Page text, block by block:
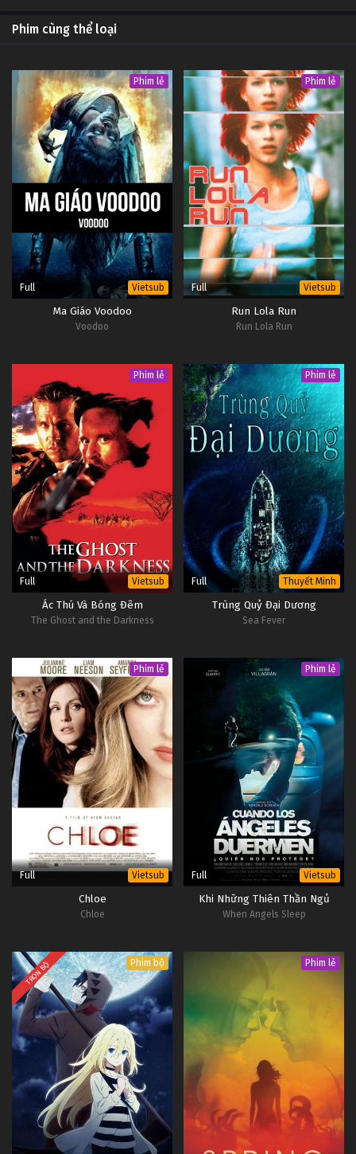
Phim cùng thể loại
Phim lẻ
Full Vietsub
Ma Giáo Voodoo
Voodoo
Phim lẻ
Full Vietsub
Run Lola Run
Run Lola Run
Phim lẻ
Full Vietsub
Ác Thú Và Bóng Đêm
The Ghost and the Darkness
Phim lẻ
Full Thuyết Minh
Trùng Quỷ Đại Dương
Sea Fever
Phim lẻ
Full Vietsub
Chloe
Chloe
Phim lẻ
Full Vietsub
Khi Những Thiên Thần Ngủ
When Angels Sleep
TRỌN BỘ Phim bộ Phim lẻ